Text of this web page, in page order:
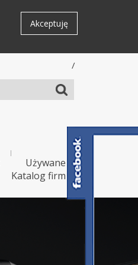
Akceptuję
/
Używane
Katalog firm